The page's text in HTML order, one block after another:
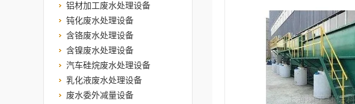
铝材加工废水处理设备
钝化废水处理设备
含铬废水处理设备
含镍废水处理设备
汽车硅烷废水处理设备
乳化液废水处理设备
废水委外减量设备